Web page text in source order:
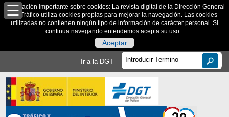
Información importante sobre cookies: La revista digital de la Dirección General
de Tráfico utiliza cookies propias para mejorar la navegación. Las cookies
utilizadas no contienen ningún tipo de información de carácter personal. Si
continua navegando entendemos acepta su uso.
Aceptar
Ir a la DGT